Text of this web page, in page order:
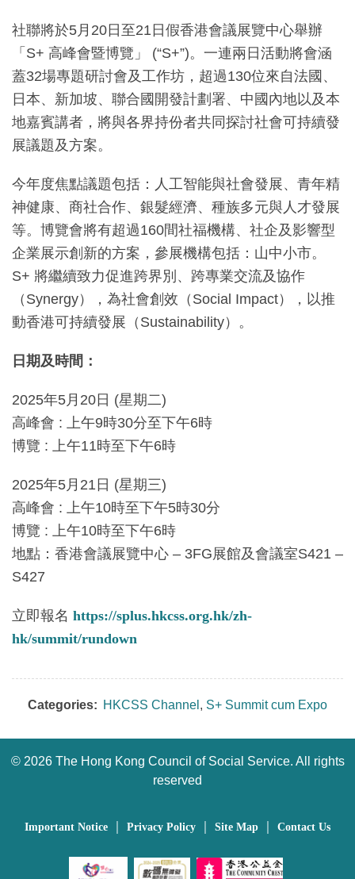
社聯將於5月20日至21日假香港會議展覽中心舉辦
「S+ 高峰會暨博覽」 (“S+”)。一連兩日活動將會涵
蓋32場專題研討會及工作坊，超過130位來自法國、
日本、新加坡、聯合國開發計劃署、中國內地以及本
地嘉賓講者，將與各界持份者共同探討社會可持續發
展議題及方案。
今年度焦點議題包括：人工智能與社會發展、青年精
神健康、商社合作、銀髮經濟、種族多元與人才發展
等。博覽會將有超過160間社福機構、社企及影響型
企業展示創新的方案，參展機構包括：山中小市。
S+ 將繼續致力促進跨界別、跨專業交流及協作
（Synergy），為社會創效（Social Impact），以推
動香港可持續發展（Sustainability）。
日期及時間：
2025年5月20日 (星期二)
高峰會 : 上午9時30分至下午6時
博覽 : 上午11時至下午6時
2025年5月21日 (星期三)
高峰會 : 上午10時至下午5時30分
博覽 : 上午10時至下午6時
地點：香港會議展覽中心 – 3FG展館及會議室S421 –
S427
立即報名 https://splus.hkcss.org.hk/zh-
hk/summit/rundown
Categories: HKCSS Channel , S+ Summit cum Expo
© 2026 The Hong Kong Council of Social Service. All rights
reserved
Important Notice Privacy Policy Site Map Contact Us